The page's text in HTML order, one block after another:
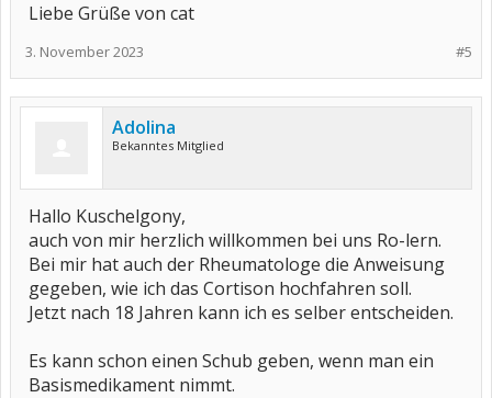
Liebe Grüße von cat
#5
3. November 2023
Adolina
Bekanntes Mitglied
Hallo Kuschelgony,
auch von mir herzlich willkommen bei uns Ro-lern.
Bei mir hat auch der Rheumatologe die Anweisung
gegeben, wie ich das Cortison hochfahren soll.
Jetzt nach 18 Jahren kann ich es selber entscheiden.
Es kann schon einen Schub geben, wenn man ein
Basismedikament nimmt.